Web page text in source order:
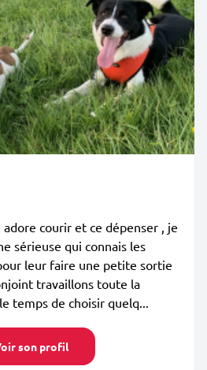
courir et ce dépenser , je
sérieuse qui connais les
leur faire une petite sortie
travaillons toute la
temps de choisir quelq...
son profil